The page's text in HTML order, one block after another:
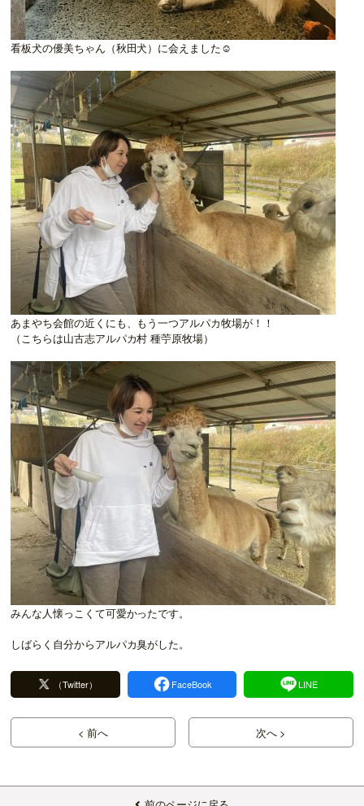
看板犬の優美ちゃん（秋田犬）に会えました☺️
あまやち会館の近くにも、もう一つアルパカ牧場が！！
（こちらは山古志アルパカ村 種苧原牧場）
みんな人懐っこくて可愛かったです。
しばらく自分からアルパカ臭がした。
（Twitter） FaceBook LINE
< 前へ 次へ >